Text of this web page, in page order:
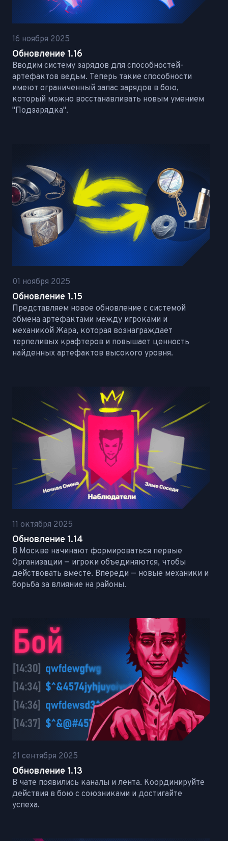
16 ноября 2025
Обновление 1.16
Вводим систему зарядов для способностей-
артефактов ведьм. Теперь такие способности
имеют ограниченный запас зарядов в бою,
который можно восстанавливать новым умением
"Подзарядка".
01 ноября 2025
Обновление 1.15
Представляем новое обновление с системой
обмена артефактами между игроками и
механикой Жара, которая вознаграждает
терпеливых крафтеров и повышает ценность
найденных артефактов высокого уровня.
11 октября 2025
Обновление 1.14
В Москве начинают формироваться первые
Организации — игроки объединяются, чтобы
действовать вместе. Впереди — новые механики и
борьба за влияние на районы.
21 сентября 2025
Обновление 1.13
В чате появились каналы и лента. Координируйте
действия в бою с союзниками и достигайте
успеха.